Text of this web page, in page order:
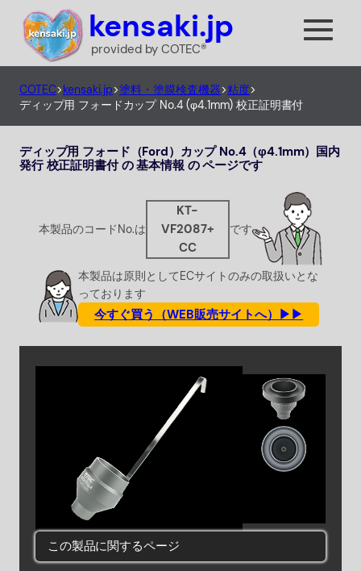
kensaki.jp
provided by COTEC®
COTEC>kensaki.jp>塗料・塗膜検査機器>粘度>
ディップ用 フォードカップ No.4 (φ4.1mm) 校正証明書付
ディップ用 フォード（Ford）カップ No.4（φ4.1mm）国内
発行 校正証明書付 の 基本情報 の ページです
本製品のコードNo.は
KT-
VF2087+
CC
です
本製品は原則としてECサイトのみの取扱いとな
っております
今すぐ買う（WEB販売サイトへ）▶▶
この製品に関するページ